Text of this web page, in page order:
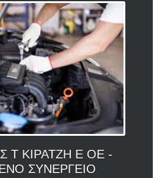
Τ ΚΙΡΑΤΖΗ Ε ΟΕ -
ΣΥΝΕΡΓΕΙΟ